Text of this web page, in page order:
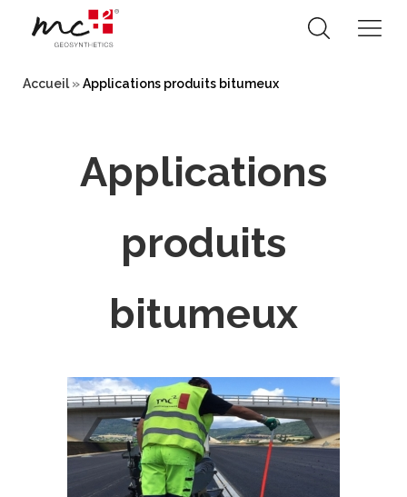
Accueil »Applications produits bitumeux
Applications
produits
bitumeux